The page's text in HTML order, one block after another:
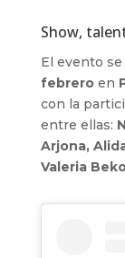
Show,
El evento
febreroen
con la
entre ellas:
Arjona,
Valeria